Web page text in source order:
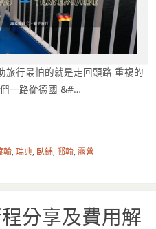
行最怕的就是走回頭路 重複的
一路從德國 &#…
輪,瑞典, 臥鋪,郵輪,露營
程分享及費用解